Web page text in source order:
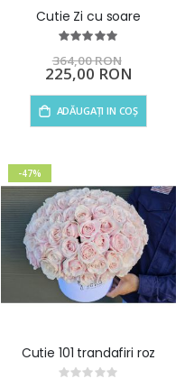
Cutie Zi cu soare
Rating:
364,00 RON
Preț
special
225,00 RON
ADĂUGAȚI IN COȘ
-47%
Cutie 101 trandafiri roz
Rating: